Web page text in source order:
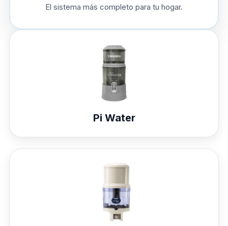
El sistema más completo para tu hogar.
Pi Water